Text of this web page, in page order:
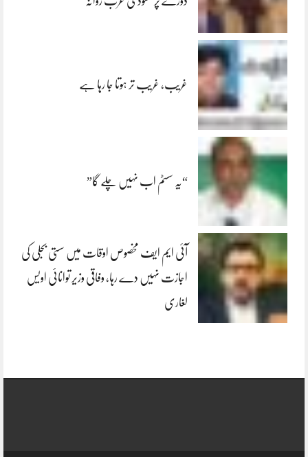
غریب، غریب تر ہوتا جا رہا ہے
“یہ سسٹم اب نہیں چلے گا”
آئی ایم ایف مخصوص اوقات میں سستی بجلی کی
اجازت نہیں دے رہا، وفاقی وزیر توانائی اویس
لغاری